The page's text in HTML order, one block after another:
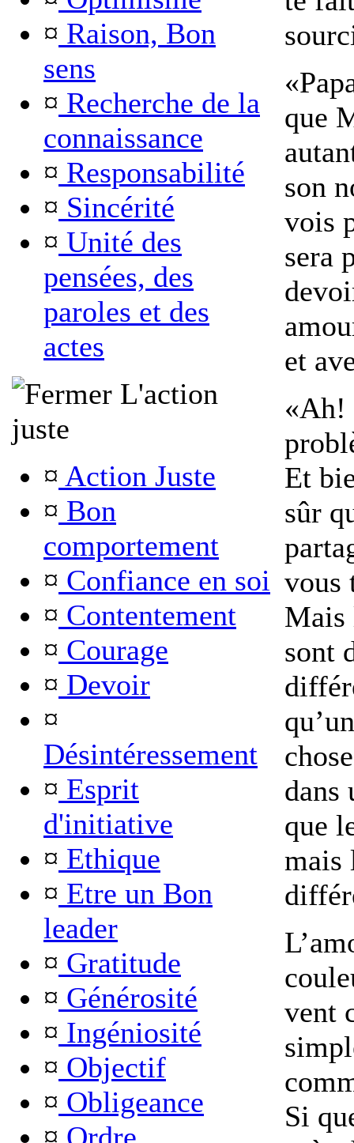
¤ Raison, Bon
sens
¤ Recherche de la
connaissance
¤ Responsabilité
¤ Sincérité
¤ Unité des
pensées, des
paroles et des
actes
L'action
juste
¤ Action Juste
¤ Bon
comportement
¤ Confiance en soi
¤ Contentement
¤ Courage
¤ Devoir
¤
Désintéressement
¤ Esprit
d'initiative
¤ Ethique
¤ Etre un Bon
leader
¤ Gratitude
¤ Générosité
¤ Ingéniosité
¤ Objectif
¤ Obligeance
que
son
vois
sera
et
«Ah!
Et
sûr
vous
Mais
sont
dans
que
mais
vent
Si